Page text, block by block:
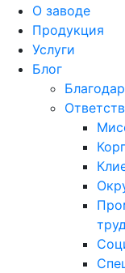
О заводе
Продукция
Услуги
Блог